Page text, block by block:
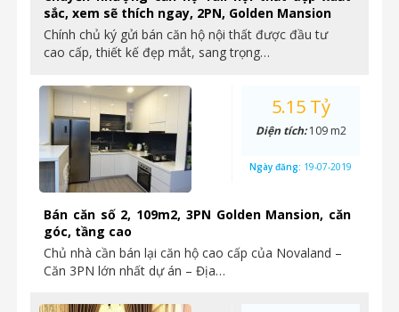
sắc, xem sẽ thích ngay, 2PN, Golden Mansion
Chính chủ ký gửi bán căn hộ nội thất được đầu tư
cao cấp, thiết kế đẹp mắt, sang trọng…
Bán căn số 2, 109m2, 3PN Golden Mansion, căn
góc, tầng cao
Chủ nhà cần bán lại căn hộ cao cấp của Novaland –
Căn 3PN lớn nhất dự án – Địa…
5.15 Tỷ
Diện tích:109 m2
Ngày đăng: 19-07-2019